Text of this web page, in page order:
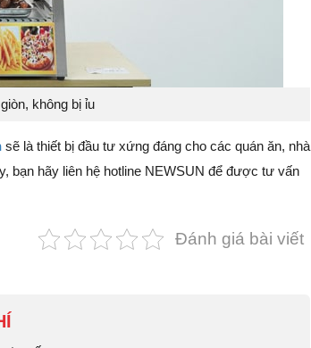
không bị ỉu
sẽ là thiết bị đầu tư xứng đáng cho các quán ăn, nhà
bạn hãy liên hệ hotline NEWSUN để được tư vấn
Đánh giá bài viết